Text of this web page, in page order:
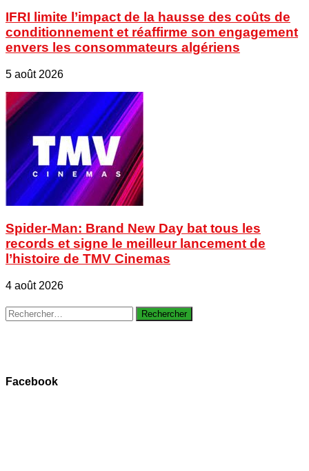
IFRI limite l’impact de la hausse des coûts de
conditionnement et réaffirme son engagement
envers les consommateurs algériens
5 août 2026
Spider-Man: Brand New Day bat tous les
records et signe le meilleur lancement de
l’histoire de TMV Cinemas
4 août 2026
Rechercher :
Facebook